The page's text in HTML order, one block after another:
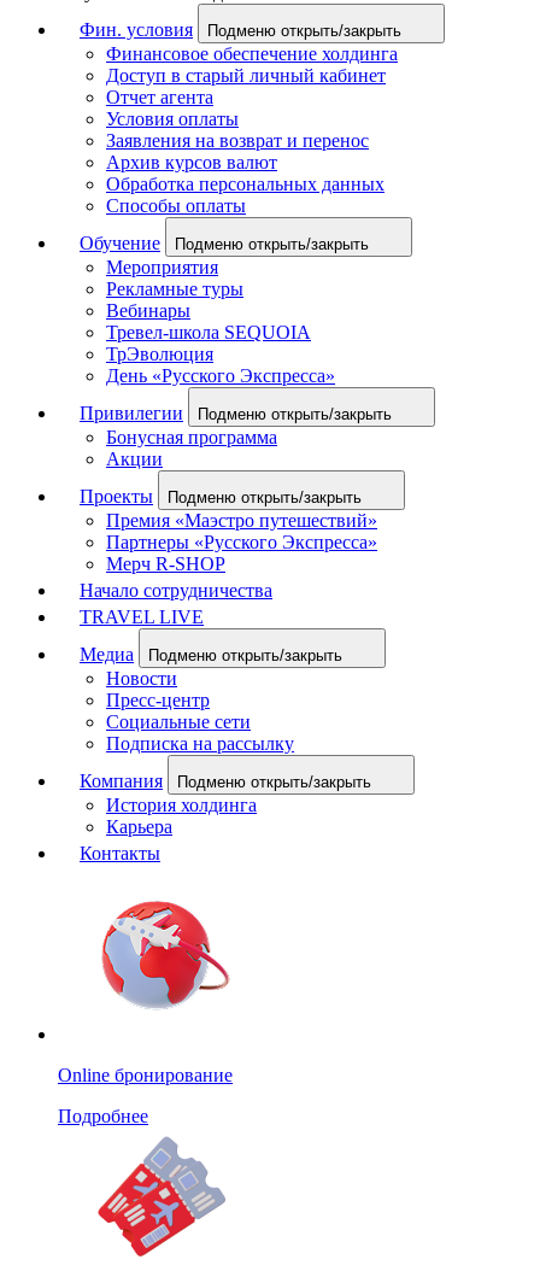
Фин. условия
Подменю открыть/закрыть
Финансовое обеспечение холдинга
Доступ в старый личный кабинет
Отчет агента
Условия оплаты
Заявления на возврат и перенос
Архив курсов валют
Обработка персональных данных
Способы оплаты
Обучение
Подменю открыть/закрыть
Мероприятия
Рекламные туры
Вебинары
Тревел-школа SEQUOIA
ТрЭволюция
День «Русского Экспресса»
Привилегии
Подменю открыть/закрыть
Бонусная программа
Акции
Проекты
Подменю открыть/закрыть
Премия «Маэстро путешествий»
Партнеры «Русского Экспресса»
Мерч R-SHOP
Начало сотрудничества
TRAVEL LIVE
Медиа
Подменю открыть/закрыть
Новости
Пресс-центр
Социальные сети
Подписка на рассылку
Компания
Подменю открыть/закрыть
История холдинга
Карьера
Контакты
Online бронирование
Подробнее